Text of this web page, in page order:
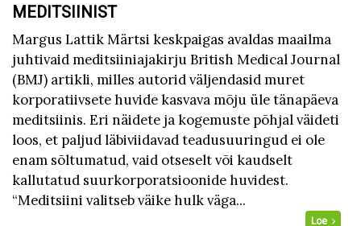
MEDITSIINIST
Margus Lattik Märtsi keskpaigas avaldas maailma
juhtivaid meditsiiniajakirju British Medical Journal
(BMJ) artikli, milles autorid väljendasid muret
korporatiivsete huvide kasvava mõju üle tänapäeva
meditsiinis. Eri näidete ja kogemuste põhjal väideti
loos, et paljud läbiviidavad teadusuuringud ei ole
enam sõltumatud, vaid otseselt või kaudselt
kallutatud suurkorporatsioonide huvidest.
“Meditsiini valitseb väike hulk väga...
Loe